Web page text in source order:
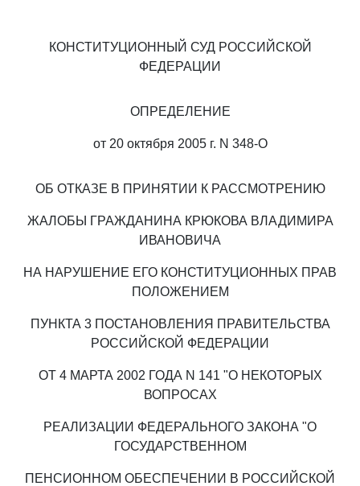
КОНСТИТУЦИОННЫЙ СУД РОССИЙСКОЙ
ФЕДЕРАЦИИ
ОПРЕДЕЛЕНИЕ
от 20 октября 2005 г. N 348-О
ОБ ОТКАЗЕ В ПРИНЯТИИ К РАССМОТРЕНИЮ
ЖАЛОБЫ ГРАЖДАНИНА КРЮКОВА ВЛАДИМИРА
ИВАНОВИЧА
НА НАРУШЕНИЕ ЕГО КОНСТИТУЦИОННЫХ ПРАВ
ПОЛОЖЕНИЕМ
ПУНКТА 3 ПОСТАНОВЛЕНИЯ ПРАВИТЕЛЬСТВА
РОССИЙСКОЙ ФЕДЕРАЦИИ
ОТ 4 МАРТА 2002 ГОДА N 141 "О НЕКОТОРЫХ
ВОПРОСАХ
РЕАЛИЗАЦИИ ФЕДЕРАЛЬНОГО ЗАКОНА "О
ГОСУДАРСТВЕННОМ
ПЕНСИОННОМ ОБЕСПЕЧЕНИИ В РОССИЙСКОЙ